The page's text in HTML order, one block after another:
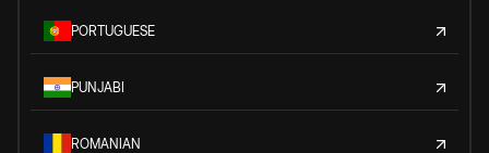
PORTUGUESE
PUNJABI
ROMANIAN